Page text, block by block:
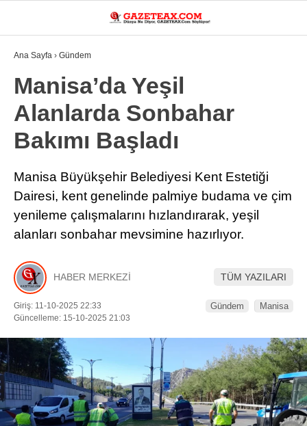
WhatsApp İhbar Hattı
19.9
MANISA
DÜNYA
ASAYIŞ
SIYASET
EKONOMI
YEREL
EĞITIM
Ana Sayfa › Gündem
Manisa’da Yeşil
Alanlarda Sonbahar
Bakımı Başladı
Manisa Büyükşehir Belediyesi Kent Estetiği
Dairesi, kent genelinde palmiye budama ve çim
yenileme çalışmalarını hızlandırarak, yeşil
alanları sonbahar mevsimine hazırlıyor.
HABER MERKEZİ TÜM YAZILARI
Giriş: 11-10-2025 22:33
Güncelleme: 15-10-2025 21:03
Gündem Manisa